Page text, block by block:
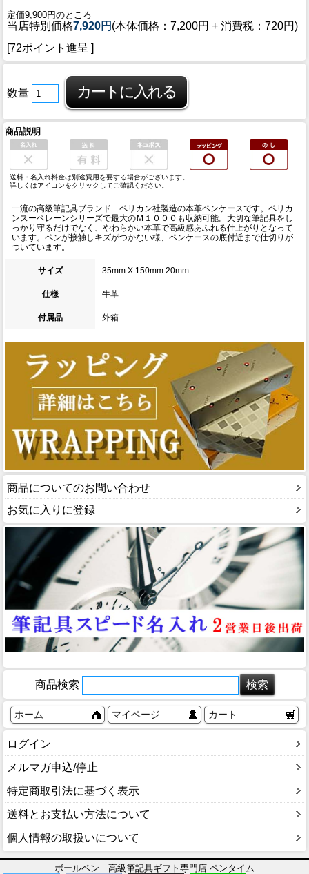
定価9,900円のところ
当店特別価格7,920円 (本体価格：7,200円 + 消費税：720円)
[72ポイント進呈 ]
数量
商品説明
送料・名入れ料金は別途費用を要する場合がございます。
詳しくはアイコンをクリックしてご確認ください。
一流の高級筆記具ブランド ペリカン社製造の本革ペンケースです。ペリカ
ンスーベレーンシリーズで最大のＭ１０００も収納可能。大切な筆記具をし
っかり守るだけでなく、やわらかい本革で高級感あふれる仕上がりとなって
います。ペンが接触しキズがつかない様、ペンケースの底付近まで仕切りが
ついています。
サイズ 35mm X 150mm 20mm
仕様 牛革
付属品 外箱
商品についてのお問い合わせ
お気に入りに登録
商品検索
ホーム マイページ カート
ログイン
メルマガ申込/停止
特定商取引法に基づく表示
送料とお支払い方法について
個人情報の取扱いについて
ボールペン 高級筆記具ギフト専門店 ペンタイム